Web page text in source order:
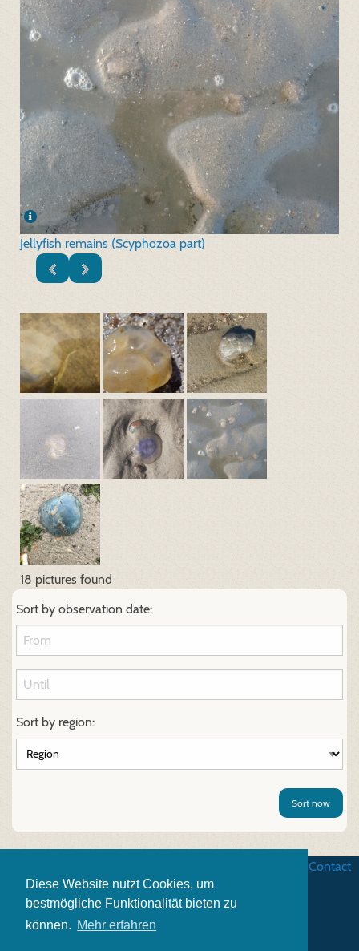
Diese Website nutzt Cookies, um
bestmögliche Funktionalität bieten zu
können. Mehr erfahren
Jellyfish remains (Scyphozoa part)
18 pictures found
Sort by observation date:
Sort by region:
Sort now
Contact